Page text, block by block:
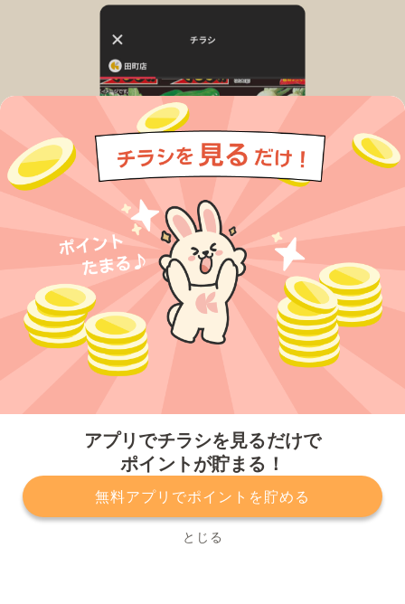
アプリでチラシを見るだけで
ポイントが貯まる！
無料アプリでポイントを貯める
とじる
プライバシーポリシー 利用規約
運営会社
サービスに関してのお問い合わせ